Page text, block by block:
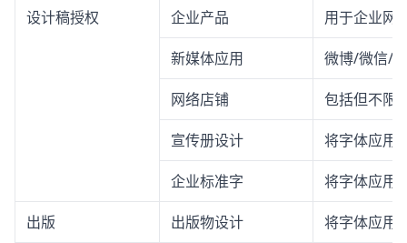
设计稿授权 企业产品 用于企业网
新媒体应用 微博/微信/
网络店铺 包括但不限
宣传册设计 将字体应用
企业标准字 将字体应用
出版 出版物设计 将字体应用